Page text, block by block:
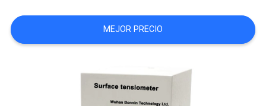
PIDA
MEJOR PRECIO